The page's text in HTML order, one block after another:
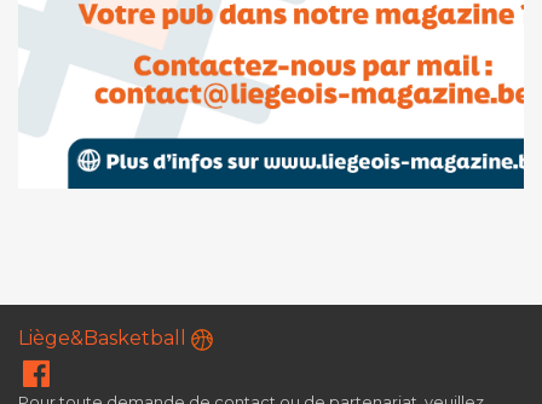
Liège&Basketball